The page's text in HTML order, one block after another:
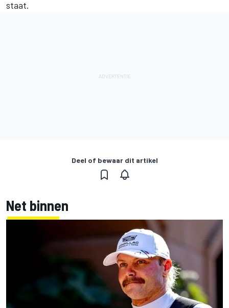
staat.
Deel of bewaar dit artikel
Net binnen